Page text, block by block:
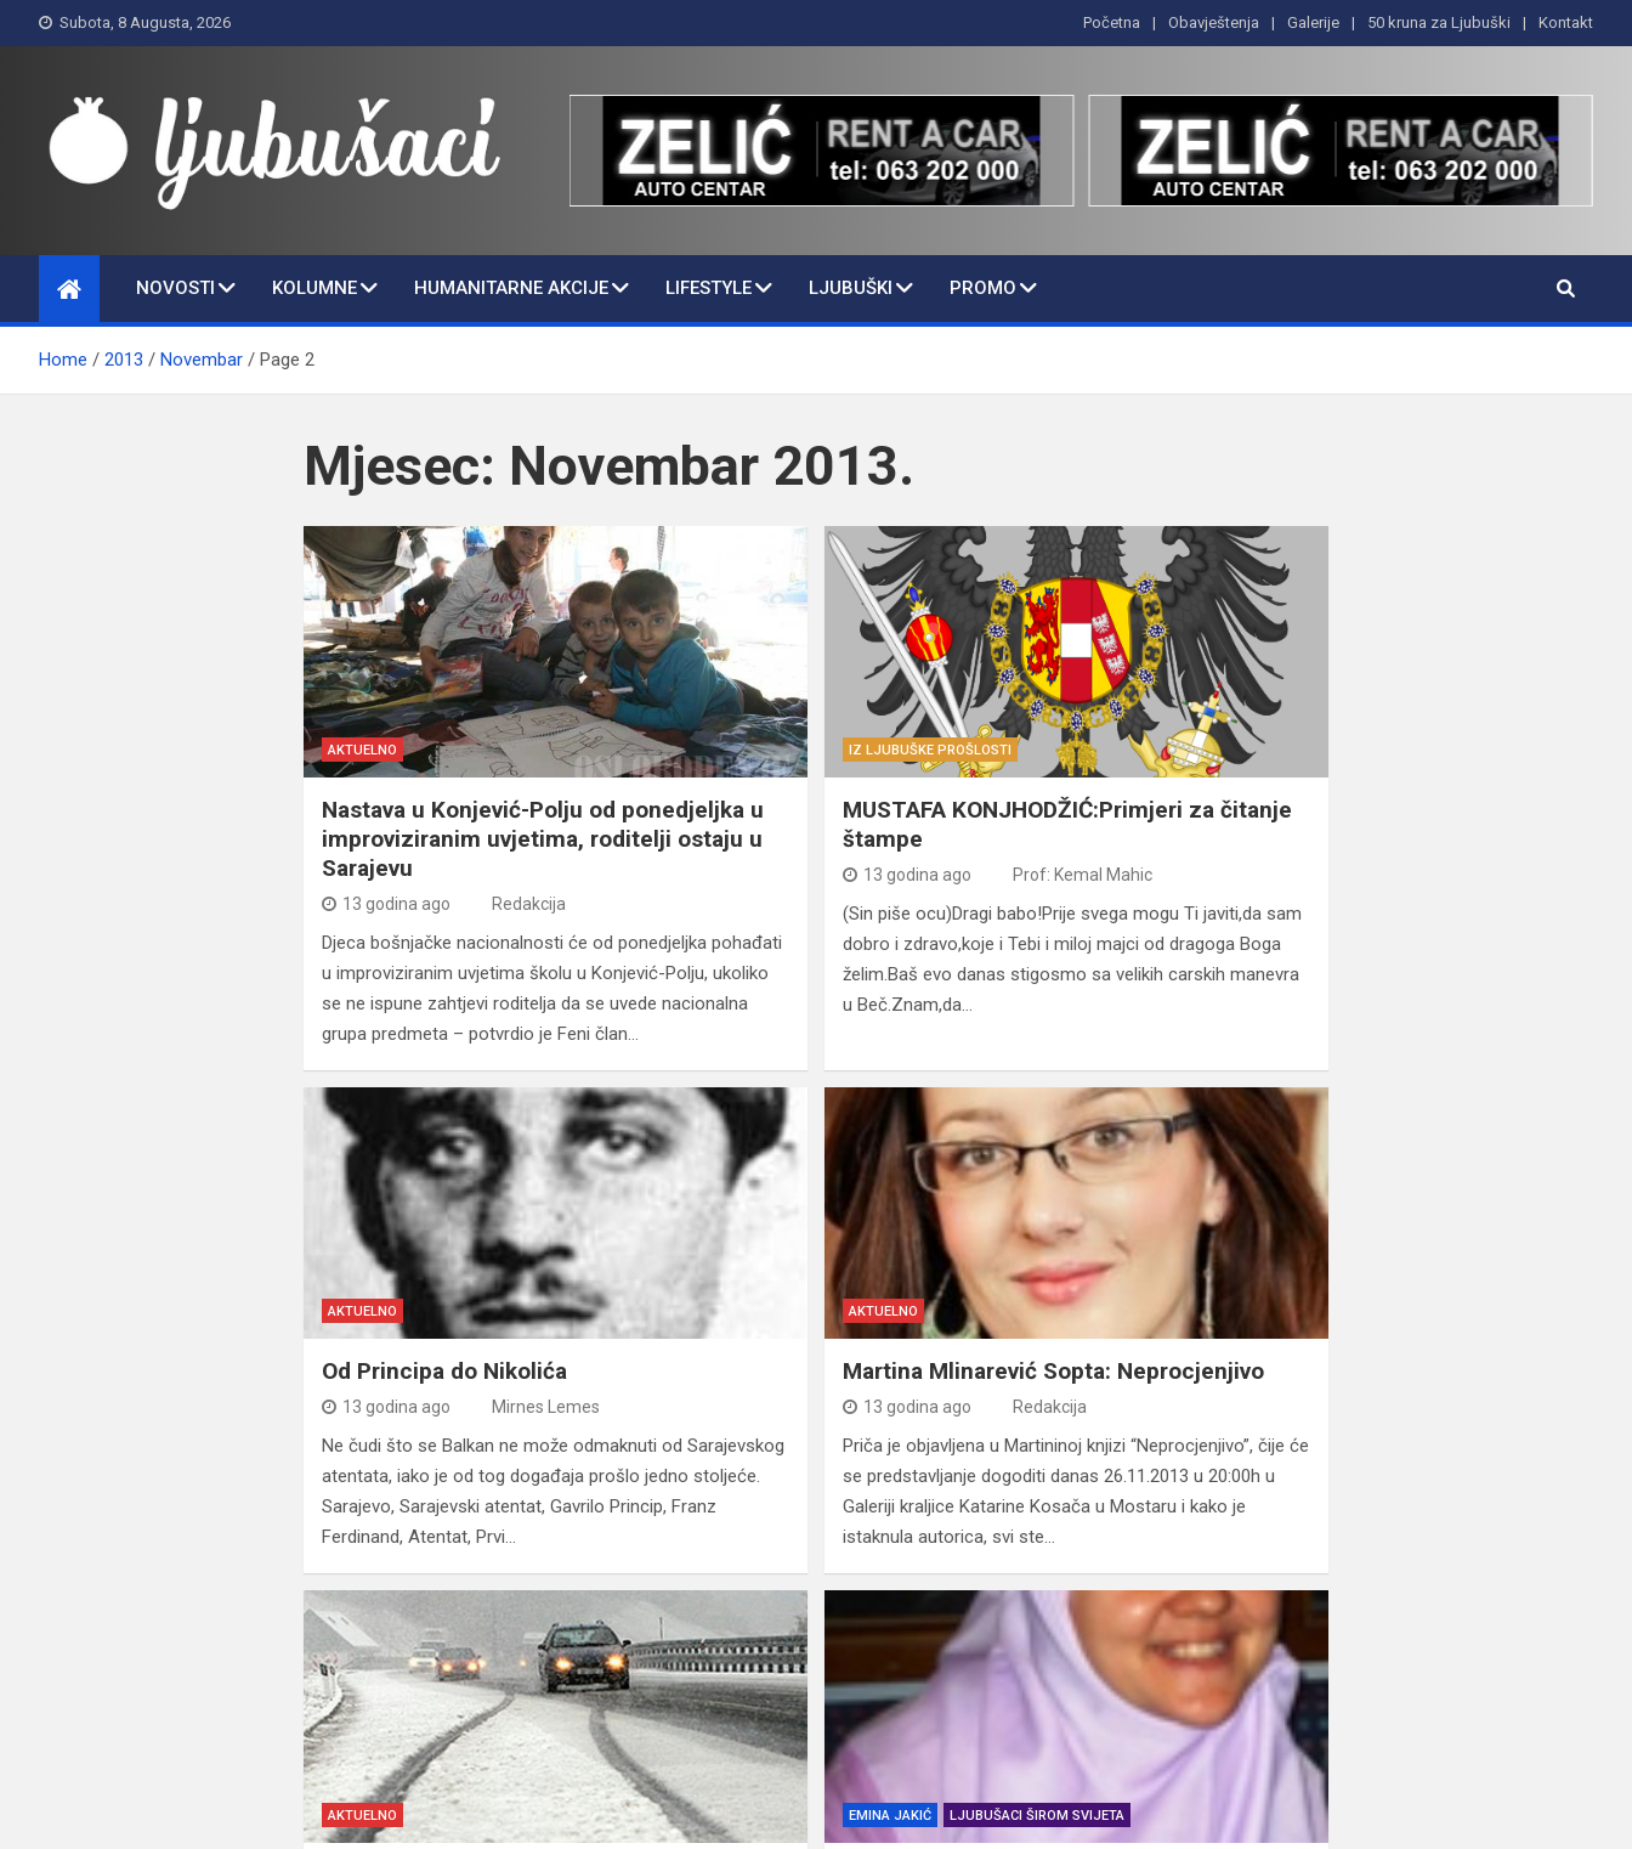
to
Subota, 8 Augusta, 2026 Početna Obavještenja Galerije 50 kruna za Ljubuški Kontakt
Ljubušaci
NOVOSTI KOLUMNE HUMANITARNE AKCIJE LIFESTYLE LJUBUŠKI PROMO
Home 2013 Novembar Page 2
Mjesec: Novembar 2013.
AKTUELNO
Nastava u Konjević-Polju od ponedjeljka u
improviziranim uvjetima, roditelji ostaju u
Sarajevu
13 godina ago Redakcija
Djeca bošnjačke nacionalnosti će od ponedjeljka pohađati
u improviziranim uvjetima školu u Konjević-Polju, ukoliko
se ne ispune zahtjevi roditelja da se uvede nacionalna
grupa predmeta – potvrdio je Feni član…
IZ LJUBUŠKE PROŠLOSTI
MUSTAFA KONJHODŽIĆ:Primjeri za čitanje
štampe
13 godina ago Prof: Kemal Mahic
(Sin piše ocu)Dragi babo!Prije svega mogu Ti javiti,da sam
dobro i zdravo,koje i Tebi i miloj majci od dragoga Boga
želim.Baš evo danas stigosmo sa velikih carskih manevra
u Beč.Znam,da…
AKTUELNO
Od Principa do Nikolića
13 godina ago Mirnes Lemes
Ne čudi što se Balkan ne može odmaknuti od Sarajevskog
atentata, iako je od tog događaja prošlo jedno stoljeće.
Sarajevo, Sarajevski atentat, Gavrilo Princip, Franz
Ferdinand, Atentat, Prvi…
AKTUELNO
Martina Mlinarević Sopta: Neprocjenjivo
13 godina ago Redakcija
Priča je objavljena u Martininoj knjizi “Neprocjenjivo”, čije će
se predstavljanje dogoditi danas 26.11.2013 u 20:00h u
Galeriji kraljice Katarine Kosača u Mostaru i kako je
istaknula autorica, svi ste…
AKTUELNO EMINA JAKIĆ LJUBUŠACI ŠIROM SVIJETA